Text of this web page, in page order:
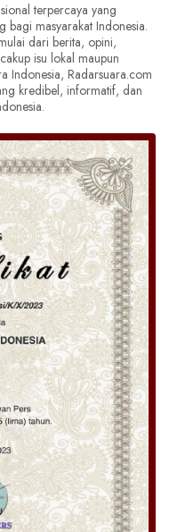
terpercaya yang
bagi masyarakat Indonesia.
dari berita, opini,
isu lokal maupun
Indonesia, Radarsuara.com
kredibel, informatif, dan